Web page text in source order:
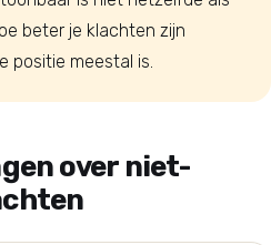
beter je klachten zijn
positie meestal is.
over niet-